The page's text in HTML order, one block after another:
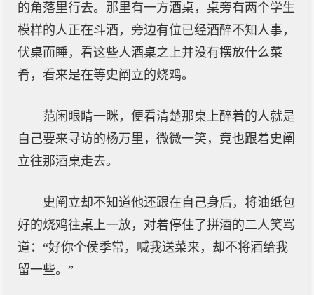
的角落里行去。那里有一方酒桌，桌旁有两个学生
模样的人正在斗酒，旁边有位已经酒醉不知人事，
伏桌而睡，看这些人酒桌之上并没有摆放什么菜
肴，看来是在等史阐立的烧鸡。
范闲眼睛一眯，便看清楚那桌上醉着的人就是
自己要来寻访的杨万里，微微一笑，竟也跟着史阐
立往那酒桌走去。
史阐立却不知道他还跟在自己身后，将油纸包
好的烧鸡往桌上一放，对着停住了拼酒的二人笑骂
道：“好你个侯季常，喊我送菜来，却不将酒给我
留一些。”